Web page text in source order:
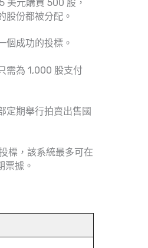
美元購買 500 股，
股份都被分配。
個成功的投標。
需為 1,000 股支付
定期舉行拍賣出售國
標，該系統最多可在
票據。